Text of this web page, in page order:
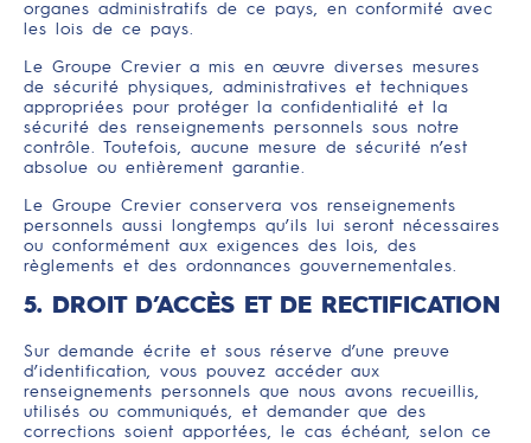
organes administratifs de ce pays, en conformité avec
les lois de ce pays.
Le Groupe Crevier a mis en œuvre diverses mesures
de sécurité physiques, administratives et techniques
appropriées pour protéger la confidentialité et la
sécurité des renseignements personnels sous notre
contrôle. Toutefois, aucune mesure de sécurité n’est
absolue ou entièrement garantie.
Le Groupe Crevier conservera vos renseignements
personnels aussi longtemps qu’ils lui seront nécessaires
ou conformément aux exigences des lois, des
règlements et des ordonnances gouvernementales.
5. DROIT D’ACCÈS ET DE RECTIFICATION
Sur demande écrite et sous réserve d’une preuve
d’identification, vous pouvez accéder aux
renseignements personnels que nous avons recueillis,
utilisés ou communiqués, et demander que des
corrections soient apportées, le cas échéant, selon ce